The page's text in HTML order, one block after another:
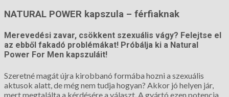
NATURAL POWER kapszula – férfiaknak
Merevedési zavar, csökkent szexuális vágy? Felejtse el
az ebből fakadó problémákat! Próbálja ki a Natural
Power For Men kapszuláit!
Szeretné magát újra kirobbanó formába hozni a szexuális
aktusok alatt, de még nem tudja hogyan? Akkor jó helyen jár,
mert megtalálta a kérdésére a választ. A gyártó ezen potencia